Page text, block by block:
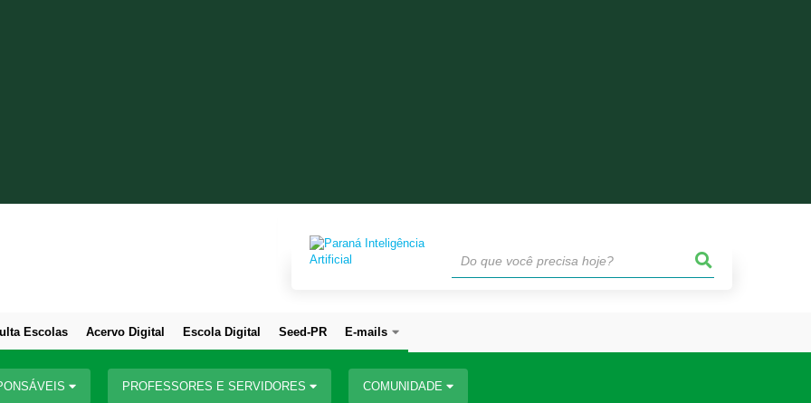
Escolas Acervo Digital Escola Digital Seed-PR E-mails
PROFESSORES E SERVIDORES COMUNIDADE